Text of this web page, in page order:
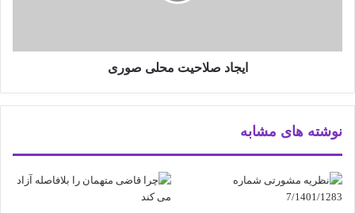
ایجاد صلاحیت محلی صوری
نوشته های مشابه